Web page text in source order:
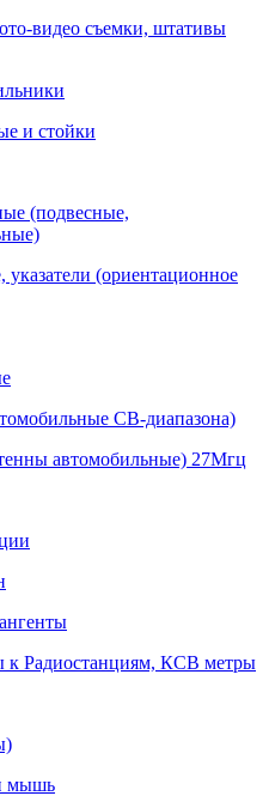
видео съемки, штативы
и стойки
(подвесные,
(ориентационное
СВ-диапазона)
автомобильные) 27Мгц
к Радиостанциям, КСВ метры
мышь